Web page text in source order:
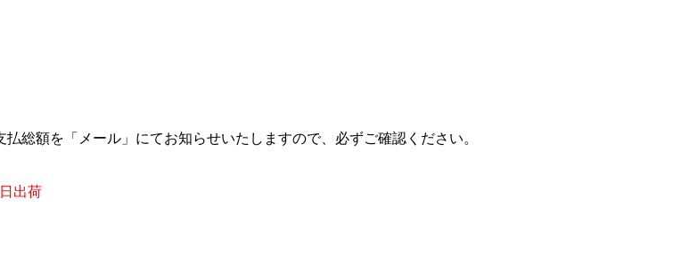
総額を「メール」にてお知らせいたしますので、必ずご確認ください。
出荷